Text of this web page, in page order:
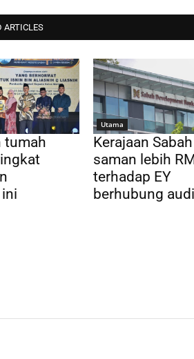
ARTICLES
tumah
Utama
Kerajaan Sabah
saman lebih
terhadap EY
berhubung